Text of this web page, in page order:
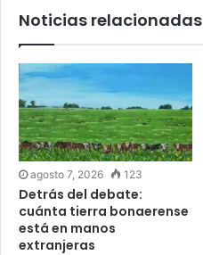
Noticias relacionadas
agosto 7, 2026 123
Detrás del debate:
cuánta tierra bonaerense
está en manos
extranjeras